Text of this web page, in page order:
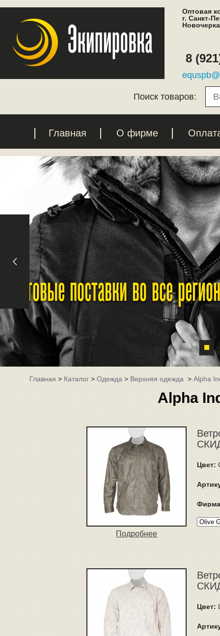
Оптовая
г. Санкт-
8
Поиск товаров:
Главная О фирме
Оптовые поставки во все
Главная>Каталог>Одежда>Верхняя одежда>Alpha
Alpha
Подробнее
Цвет:
Цвет: